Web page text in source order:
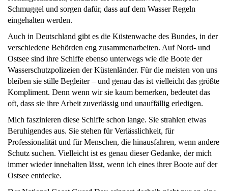
Schmuggel und sorgen dafür, dass auf dem Wasser Regeln
eingehalten werden.
Auch in Deutschland gibt es die Küstenwache des Bundes, in der
verschiedene Behörden eng zusammenarbeiten. Auf Nord- und
Ostsee sind ihre Schiffe ebenso unterwegs wie die Boote der
Wasserschutzpolizeien der Küstenländer. Für die meisten von uns
bleiben sie stille Begleiter – und genau das ist vielleicht das größte
Kompliment. Denn wenn wir sie kaum bemerken, bedeutet das
oft, dass sie ihre Arbeit zuverlässig und unauffällig erledigen.
Mich faszinieren diese Schiffe schon lange. Sie strahlen etwas
Beruhigendes aus. Sie stehen für Verlässlichkeit, für
Professionalität und für Menschen, die hinausfahren, wenn andere
Schutz suchen. Vielleicht ist es genau dieser Gedanke, der mich
immer wieder innehalten lässt, wenn ich eines ihrer Boote auf der
Ostsee entdecke.